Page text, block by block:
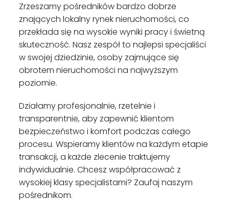
Zrzeszamy pośredników bardzo dobrze
znających lokalny rynek nieruchomości, co
przekłada się na wysokie wyniki pracy i świetną
skuteczność. Nasz zespół to najlepsi specjaliści
w swojej dziedzinie, osoby zajmujące się
obrotem nieruchomości na najwyższym
poziomie.
Działamy profesjonalnie, rzetelnie i
transparentnie, aby zapewnić klientom
bezpieczeństwo i komfort podczas całego
procesu. Wspieramy klientów na każdym etapie
transakcji, a każde zlecenie traktujemy
indywidualnie. Chcesz współpracować z
wysokiej klasy specjalistami? Zaufaj naszym
pośrednikom.